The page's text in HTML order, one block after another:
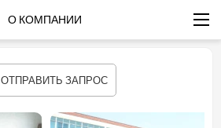
О КОМПАНИИ
ОТПРАВИТЬ ЗАПРОС